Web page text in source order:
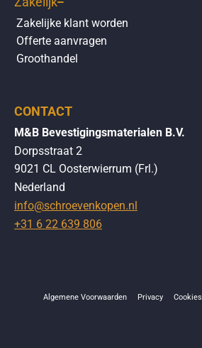
Zakelijke klant worden
Offerte aanvragen
Groothandel
CONTACT
M&B Bevestigingsmaterialen B.V.
Dorpsstraat 2
9021 CL Oosterwierrum (Frl.)
Nederland
info@schroevenkopen.nl
+31 6 22 639 806
Algemene Voorwaarden Privacy Cookies